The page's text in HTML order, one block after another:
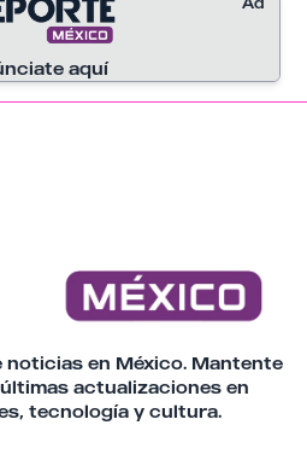
aquí
en México. Mantente
actualizaciones en
tecnología y cultura.